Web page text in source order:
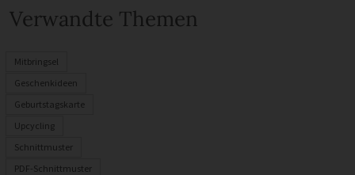
Verwandte Themen
Mitbringsel
Geschenkideen
Geburtstagskarte
Upcycling
Schnittmuster
PDF-Schnittmuster